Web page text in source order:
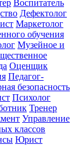
Воспитатель
Дефектолог
Маркетолог
обучения
Музейное и
Оценщик
Педагог-
безопасность
Психолог
Тренер
Управление
классов
Юрист